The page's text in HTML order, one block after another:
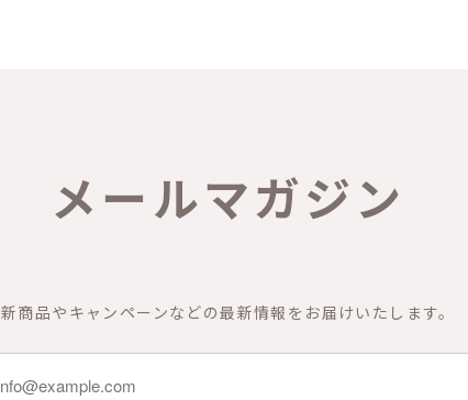
メールマガジン
新商品やキャンペーンなどの最新情報をお届けいたします。